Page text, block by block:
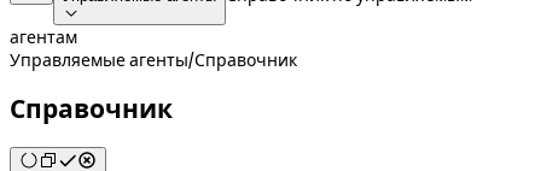

агентам
Управляемые агенты/Справочник
Справочник